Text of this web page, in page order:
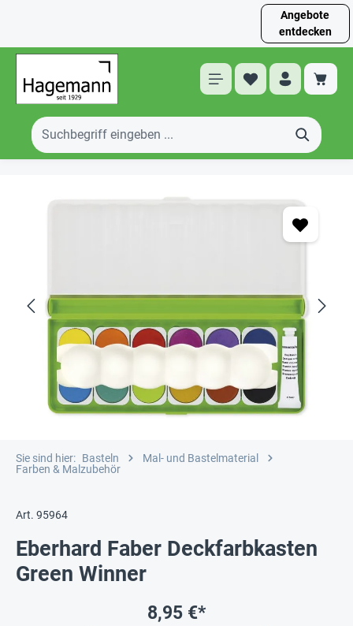
Angebote
entdecken
Sie sind hier: Basteln
Mal- und Bastelmaterial
Farben & Malzubehör
Art. 95964
Eberhard Faber Deckfarbkasten
Green Winner
8,95 €*